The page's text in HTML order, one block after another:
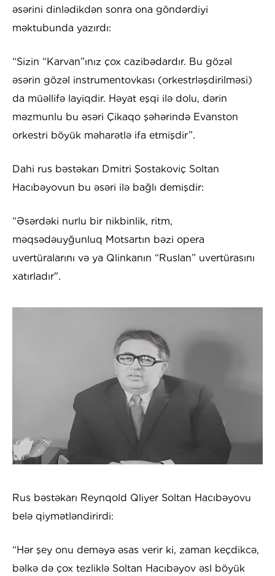
əsərini dinlədikdən sonra ona göndərdiyi
məktubunda yazırdı:
“Sizin “Karvan”ınız çox cazibədardır. Bu gözəl
əsərin gözəl instrumentovkası (orkestrləşdirilməsi)
da müəllifə layiqdir. Həyat eşqi ilə dolu, dərin
məzmunlu bu əsəri Çikaqo şəhərində Evanston
orkestri böyük məharətlə ifa etmişdir”.
Dahi rus bəstəkarı Dmitri Şostakoviç Soltan
Hacıbəyovun bu əsəri ilə bağlı demişdir:
“Əsərdəki nurlu bir nikbinlik, ritm,
məqsədəuyğunluq Motsartın bəzi opera
uvertüralarını və ya Qlinkanın “Ruslan” uvertürasını
xatırladır".
Rus bəstəkarı Reynqold Qliyer Soltan Hacıbəyovu
belə qiymətləndirirdi:
“Hər şey onu deməyə əsas verir ki, zaman keçdikcə,
bəlkə də çox tezliklə Soltan Hacıbəyov əsl böyük